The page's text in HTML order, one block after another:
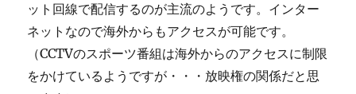
ット回線で配信するのが主流のようです。インター
ネットなので海外からもアクセスが可能です。
（CCTVのスポーツ番組は海外からのアクセスに制限
をかけているようですが・・・放映権の関係だと思